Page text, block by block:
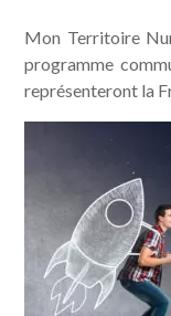
Mon Territoire
programme
représenteront la